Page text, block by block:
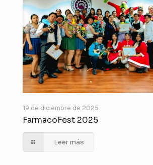
19 de diciembre de 2025
FarmacoFest 2025
Leer más